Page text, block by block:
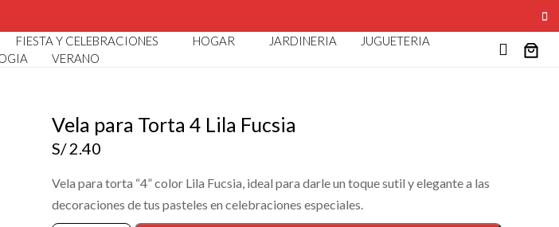
FIESTA Y CELEBRACIONES HOGAR JARDINERIA
JUGUETERIA
VERANO
Vela para Torta 4 Lila Fucsia
S/2.40
Vela para torta “4” color Lila Fucsia, ideal para darle un toque sutil y elegante a las
decoraciones de tus pasteles en celebraciones especiales.